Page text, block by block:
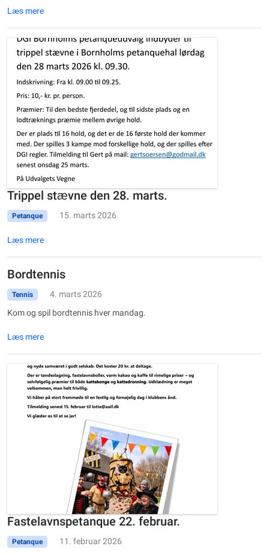
Læs mere
Trippel stævne den 28. marts.
Petanque 15. marts 2026
Læs mere
Bordtennis
Tennis
4. marts 2026
Kom og spil bordtennis hver mandag.
Læs mere
Fastelavnspetanque 22. februar.
Petanque 11. februar 2026